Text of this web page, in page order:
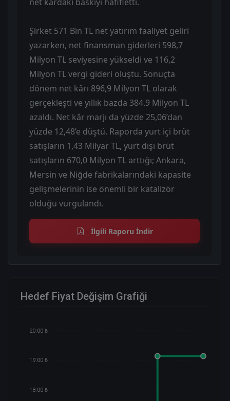
Şirket 571 Bin TL net yatırım faaliyet geliri
yazarken, net finansman giderleri 598,7
Milyon TL seviyesine yükseldi ve 116,2
Milyon TL vergi gideri oluştu. Sonuçta
dönem net kârı 896,9 Milyon TL olarak
gerçekleşti ve yıllık bazda 384.9 Milyon TL
azaldı. Net kâr marjı da yüzde 25,06’dan
yüzde 12,48’e düştü. Raporda yurt içi brüt
satışların 1,43 Milyar TL, yurt dışı brüt
satışların 670,0 Milyon TL arttığı; Ankara,
Mersin ve Niğde fabrikalarındaki kapasite
gelişmelerinin ise önemli bir katalizör
olduğu vurgulandı.
İlgili Raporu İndir
Hedef Fiyat Değişim Grafiği
20.00 ₺
19.00 ₺
18.00 ₺